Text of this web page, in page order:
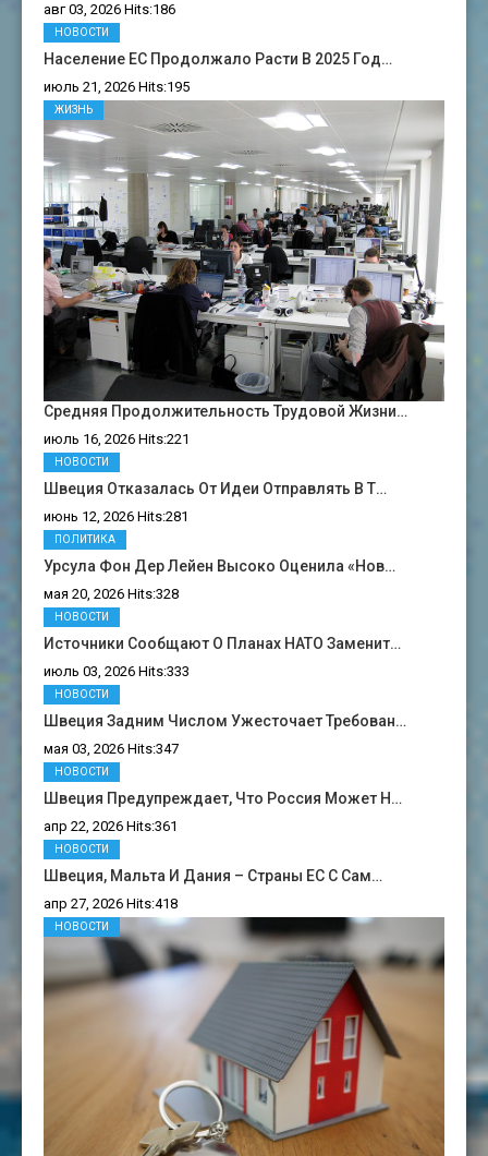
авг 03, 2026 Hits:186
Население ЕС Продолжало Расти В 2025 Год…
июль 21, 2026 Hits:195
НОВОСТИ
Средняя Продолжительность Трудовой Жизни…
июль 16, 2026 Hits:221
ЖИЗНЬ
Швеция Отказалась От Идеи Отправлять В Т…
июнь 12, 2026 Hits:281
НОВОСТИ
Урсула Фон Дер Лейен Высоко Оценила «нов…
мая 20, 2026 Hits:328
ПОЛИТИКА
Источники Сообщают О Планах НАТО Заменит…
июль 03, 2026 Hits:333
НОВОСТИ
Швеция Задним Числом Ужесточает Требован…
мая 03, 2026 Hits:347
НОВОСТИ
Швеция Предупреждает, Что Россия Может Н…
апр 22, 2026 Hits:361
НОВОСТИ
Швеция, Мальта И Дания – Страны ЕС С Сам…
апр 27, 2026 Hits:418
НОВОСТИ
НОВОСТИ